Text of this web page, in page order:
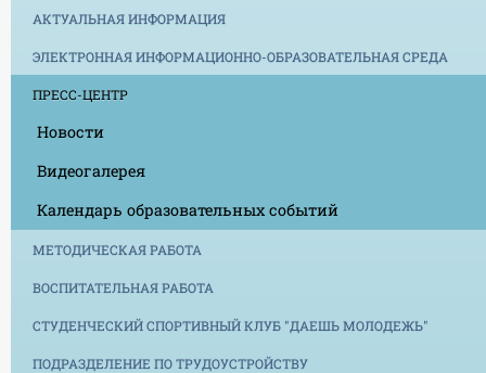
АКТУАЛЬНАЯ ИНФОРМАЦИЯ
ЭЛЕКТРОННАЯ ИНФОРМАЦИОННО-ОБРАЗОВАТЕЛЬНАЯ СРЕДА
ПРЕСС-ЦЕНТР
Новости
Видеогалерея
Календарь образовательных событий
МЕТОДИЧЕСКАЯ РАБОТА
ВОСПИТАТЕЛЬНАЯ РАБОТА
СТУДЕНЧЕСКИЙ СПОРТИВНЫЙ КЛУБ "ДАЕШЬ МОЛОДЕЖЬ"
ПОДРАЗДЕЛЕНИЕ ПО ТРУДОУСТРОЙСТВУ